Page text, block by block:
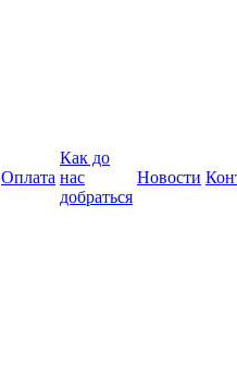
Оплата
Как до
нас
добраться
Новости